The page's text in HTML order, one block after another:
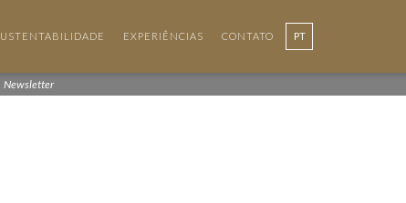
EXPERIÊNCIAS CONTATO PT
Newsletter